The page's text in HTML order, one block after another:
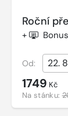
Roční
+
Od:
1749 Kč
Na stánku: